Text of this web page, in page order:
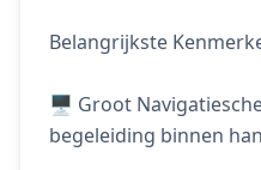
Belangrijkste
🖥️ Groot
begeleiding binnen